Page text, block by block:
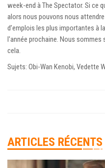
week-end à The Spectator. Si ce
alors nous pouvons nous
d’emplois les plus importantes à
l'année prochaine. Nous
cela.
Sujets: Obi-Wan Kenobi, Vedette
ARTICLES RÉCENTS